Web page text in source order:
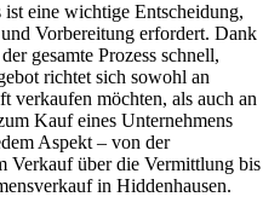
eine wichtige Entscheidung,
Vorbereitung erfordert. Dank
gesamte Prozess schnell,
richtet sich sowohl an
verkaufen möchten, als auch an
Kauf eines Unternehmens
Aspekt – von der
Verkauf über die Vermittlung bis
in Hiddenhausen.